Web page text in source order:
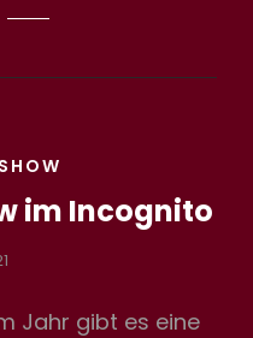
SHOW
im Incognito
Jahr gibt es eine